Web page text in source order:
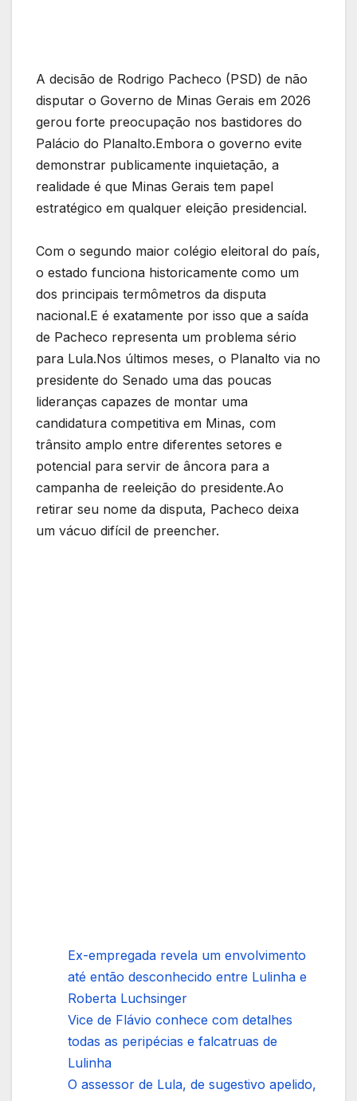
A decisão de Rodrigo Pacheco (PSD) de não
disputar o Governo de Minas Gerais em 2026
gerou forte preocupação nos bastidores do
Palácio do Planalto.Embora o governo evite
demonstrar publicamente inquietação, a
realidade é que Minas Gerais tem papel
estratégico em qualquer eleição presidencial.
Com o segundo maior colégio eleitoral do país,
o estado funciona historicamente como um
dos principais termômetros da disputa
nacional.E é exatamente por isso que a saída
de Pacheco representa um problema sério
para Lula.Nos últimos meses, o Planalto via no
presidente do Senado uma das poucas
lideranças capazes de montar uma
candidatura competitiva em Minas, com
trânsito amplo entre diferentes setores e
potencial para servir de âncora para a
campanha de reeleição do presidente.Ao
retirar seu nome da disputa, Pacheco deixa
um vácuo difícil de preencher.
Ex-empregada revela um envolvimento
até então desconhecido entre Lulinha e
Roberta Luchsinger
Vice de Flávio conhece com detalhes
todas as peripécias e falcatruas de
Lulinha
O assessor de Lula, de sugestivo apelido,